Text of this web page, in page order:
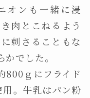
オンも一緒に浸
肉とこねるよう
刺さることもな
でした。
800ｇにフライド
。牛乳はパン粉